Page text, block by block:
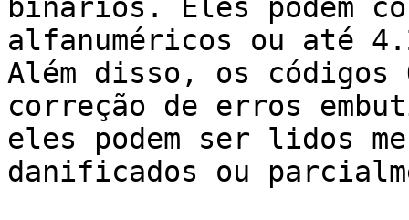
binários. Eles podem
alfanuméricos ou até
Além disso, os códigos
correção de erros
eles podem ser lidos
danificados ou